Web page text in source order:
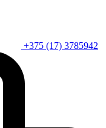
+375 (17) 3785942